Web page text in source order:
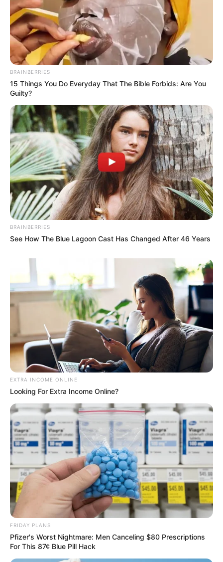
BRAINBERRIES
15 Things You Do Everyday That The Bible Forbids: Are You
Guilty?
BRAINBERRIES
See How The Blue Lagoon Cast Has Changed After 46 Years
EXTRA INCOME ONLINE
Looking For Extra Income Online?
FRIDAY PLANS
Pfizer's Worst Nightmare: Men Canceling $80 Prescriptions
For This 87¢ Blue Pill Hack